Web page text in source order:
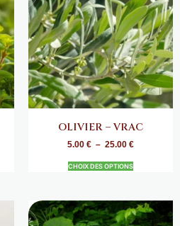
OLIVIER – VRAC
5.00 € – 25.00 €
CHOIX DES OPTIONS